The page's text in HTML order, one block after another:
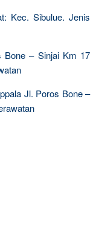
Kec. Sibulue. Jenis
Bone – Sinjai Km 17
Jl. Poros Bone –